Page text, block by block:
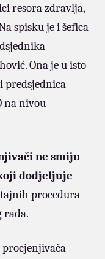
resora zdravlja,
spisku je i šefica
Ona je u isto
predsjednica
na nivou
ne smiju
dodjeljuje
procedura
rada.
procjenjivača